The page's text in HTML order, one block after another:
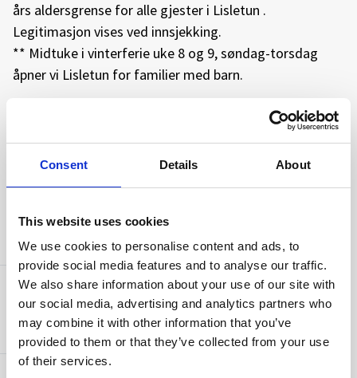
Consent Details About
This website uses cookies
We use cookies to personalise content and ads, to
provide social media features and to analyse our traffic.
We also share information about your use of our site with
our social media, advertising and analytics partners who
may combine it with other information that you’ve
provided to them or that they’ve collected from your use
of their services.
års aldersgrense for alle gjester i Lisletun .
Legitimasjon vises ved innsjekking.
** Midtuke i vinterferie uke 8 og 9, søndag-torsdag
åpner vi Lisletun for familier med barn.
* Strømutgifter kommer i tillegg, og faktureres etter
forbruk
AMENITIES
Capacity
Antall senger: 8